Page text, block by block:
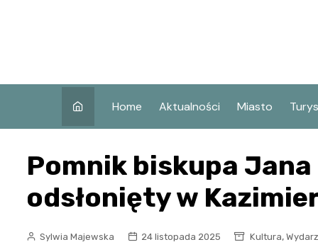
Home Aktualności Miasto
Pomnik biskupa
odsłonięty w
Sylwia Majewska 24 listopada 2025 Kultura,